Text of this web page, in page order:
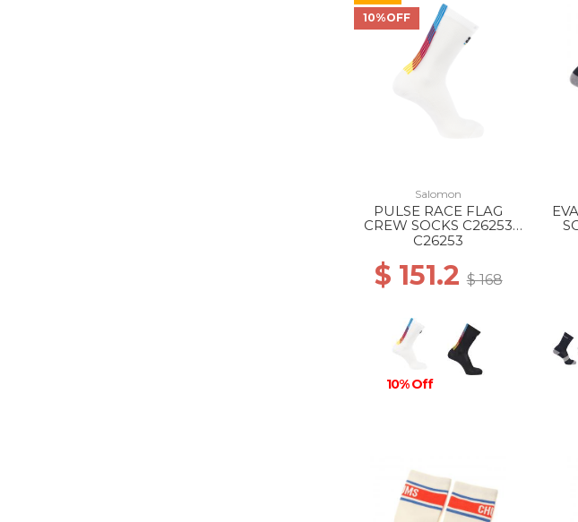
10%OFF
Salomon
PULSE RACE FLAG
CREW SOCKS C26253
WHITE
C26253
$ 151.2$ 168
10% Off